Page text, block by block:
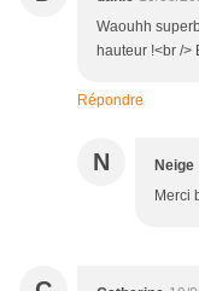
Waouhh
hauteur !<br />
Répondre
N Neige
Merci